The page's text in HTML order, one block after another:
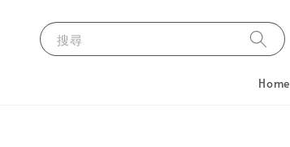
搜尋
Home